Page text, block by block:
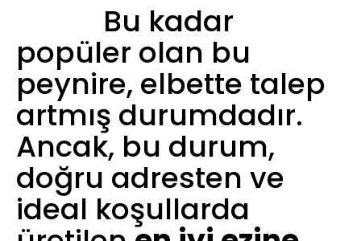
Bu kadar
popüler olan bu
peynire, elbette talep
artmış durumdadır.
Ancak, bu durum,
doğru adresten ve
ideal koşullarda